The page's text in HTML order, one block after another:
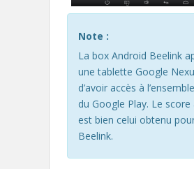
Note :
La box Android Beelink
une tablette Google
d’avoir accès à
du Google Play. Le
est bien celui obtenu
Beelink.